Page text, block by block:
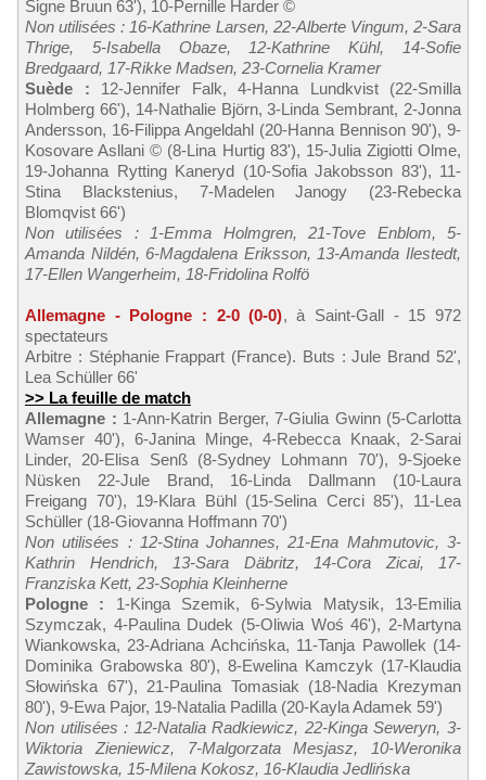
Signe Bruun 63'), 10-Pernille Harder ©
Non utilisées : 16-Kathrine Larsen, 22-Alberte Vingum, 2-Sara
Thrige, 5-Isabella Obaze, 12-Kathrine Kühl, 14-Sofie
Bredgaard, 17-Rikke Madsen, 23-Cornelia Kramer
Suède : 12-Jennifer Falk, 4-Hanna Lundkvist (22-Smilla
Holmberg 66'), 14-Nathalie Björn, 3-Linda Sembrant, 2-Jonna
Andersson, 16-Filippa Angeldahl (20-Hanna Bennison 90'), 9-
Kosovare Asllani © (8-Lina Hurtig 83'), 15-Julia Zigiotti Olme,
19-Johanna Rytting Kaneryd (10-Sofia Jakobsson 83'), 11-
Stina Blackstenius, 7-Madelen Janogy (23-Rebecka
Blomqvist 66')
Non utilisées : 1-Emma Holmgren, 21-Tove Enblom, 5-
Amanda Nildén, 6-Magdalena Eriksson, 13-Amanda Ilestedt,
17-Ellen Wangerheim, 18-Fridolina Rolfö
Allemagne - Pologne : 2-0 (0-0), à Saint-Gall - 15 972
spectateurs
Arbitre : Stéphanie Frappart (France). Buts : Jule Brand 52',
Lea Schüller 66'
>> La feuille de match
Allemagne : 1-Ann-Katrin Berger, 7-Giulia Gwinn (5-Carlotta
Wamser 40'), 6-Janina Minge, 4-Rebecca Knaak, 2-Sarai
Linder, 20-Elisa Senß (8-Sydney Lohmann 70'), 9-Sjoeke
Nüsken 22-Jule Brand, 16-Linda Dallmann (10-Laura
Freigang 70'), 19-Klara Bühl (15-Selina Cerci 85'), 11-Lea
Schüller (18-Giovanna Hoffmann 70')
Non utilisées : 12-Stina Johannes, 21-Ena Mahmutovic, 3-
Kathrin Hendrich, 13-Sara Däbritz, 14-Cora Zicai, 17-
Franziska Kett, 23-Sophia Kleinherne
Pologne : 1-Kinga Szemik, 6-Sylwia Matysik, 13-Emilia
Szymczak, 4-Paulina Dudek (5-Oliwia Woś 46'), 2-Martyna
Wiankowska, 23-Adriana Achcińska, 11-Tanja Pawollek (14-
Dominika Grabowska 80'), 8-Ewelina Kamczyk (17-Klaudia
Słowińska 67'), 21-Paulina Tomasiak (18-Nadia Krezyman
80'), 9-Ewa Pajor, 19-Natalia Padilla (20-Kayla Adamek 59')
Non utilisées : 12-Natalia Radkiewicz, 22-Kinga Seweryn, 3-
Wiktoria Zieniewicz, 7-Malgorzata Mesjasz, 10-Weronika
Zawistowska, 15-Milena Kokosz, 16-Klaudia Jedlińska